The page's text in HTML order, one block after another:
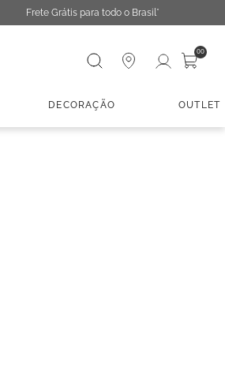
Frete Grátis para todo o Brasil*
Digite sua busca 00
DECORAÇÃO OUTLET